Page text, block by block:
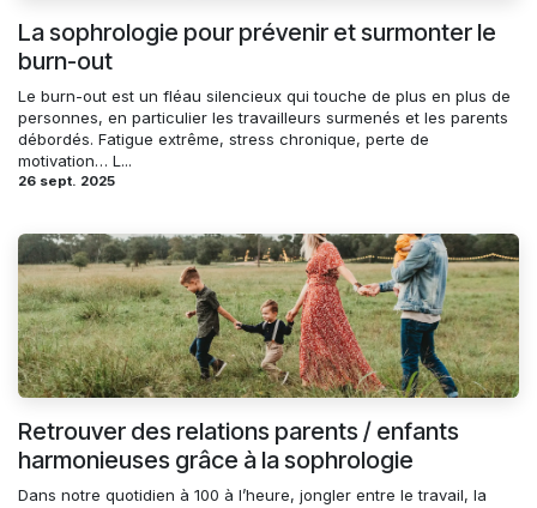
La sophrologie pour prévenir et surmonter le
burn-out
Le burn-out est un fléau silencieux qui touche de plus en plus de
personnes, en particulier les travailleurs surmenés et les parents
débordés. Fatigue extrême, stress chronique, perte de
motivation… L...
26 sept. 2025
Retrouver des relations parents / enfants
harmonieuses grâce à la sophrologie
Dans notre quotidien à 100 à l’heure, jongler entre le travail, la